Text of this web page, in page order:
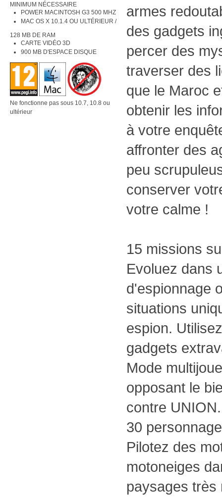
MINIMUM NÉCESSAIRE
POWER MACINTOSH G3 500 MHZ
MAC OS X 10.1.4 OU ULTÉRIEUR /
128 MB DE RAM
CARTE VIDÉO 3D
900 MB D'ESPACE DISQUE
Ne fonctionne pas sous 10.7, 10.8 ou
ultérieur
armes
des gadgets
percer des
traverser des
que le Maroc
obtenir les
à votre
affronter des
peu
conserver
votre calme !
15 missions
Evoluez dans
d'espionnage
situations
espion.
gadgets
Mode
opposant le
contre
30
Pilotez des
motoneiges
paysages très